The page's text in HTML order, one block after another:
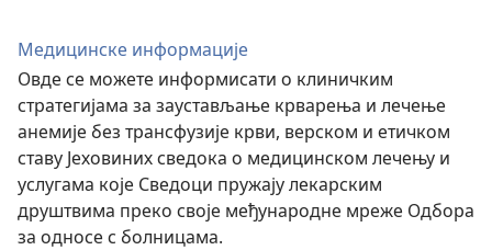
Медицинске информације
Овде се можете информисати о клиничким
стратегијама за заустављање крварења и лечење
анемије без трансфузије крви, верском и етичком
ставу Јеховиних сведока о медицинском лечењу и
услугама које Сведоци пружају лекарским
друштвима преко своје међународне мреже Одбора
за односе с болницама.